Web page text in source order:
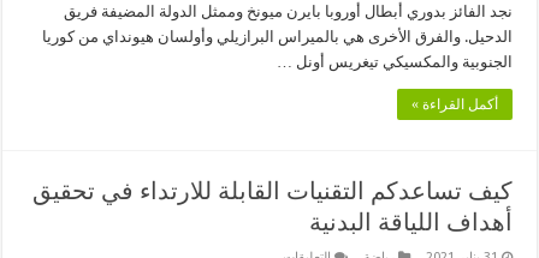
نجد الفائز بدوري أبطال أوروبا بايرن ميونخ وممثل الدولة المضيفة فريق
الدحيل. والفرق الأخرى هي بالميراس البرازيلي وأولسان هيونداي من كوريا
الجنوبية والمكسيكي تيغريس أونل …
أكمل القراءة »
كيف تساعدكم التقنيات القابلة للارتداء في تحقيق
أهداف اللياقة البدنية